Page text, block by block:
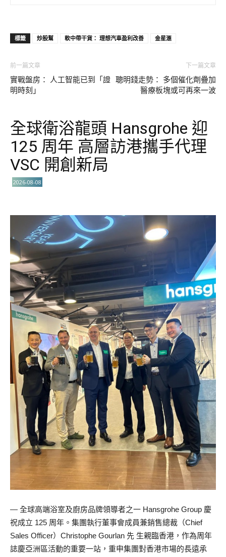
標籤 炒股幫 軟中帶干貨： 理想汽車盈利改善 金星滙
前一篇文章
實戰盤房： 人工智能已到「證
明時刻」
下一篇文章
聰明錢走勢： 多個催化劑疊加
醫療板塊或可再來一波
全球衛浴龍頭 Hansgrohe 迎
125 周年 高層訪港攜手代理
VSC 開創新局
2026-08-08
— 全球高端浴室及廚房品牌領導者之一 Hansgrohe Group 慶
祝成立 125 周年。集團執行董事會成員兼銷售總裁（Chief
Sales Officer）Christophe Gourlan 先 生親臨香港，作為周年
誌慶亞洲區活動的重要一站，重申集團對香港市場的長遠承